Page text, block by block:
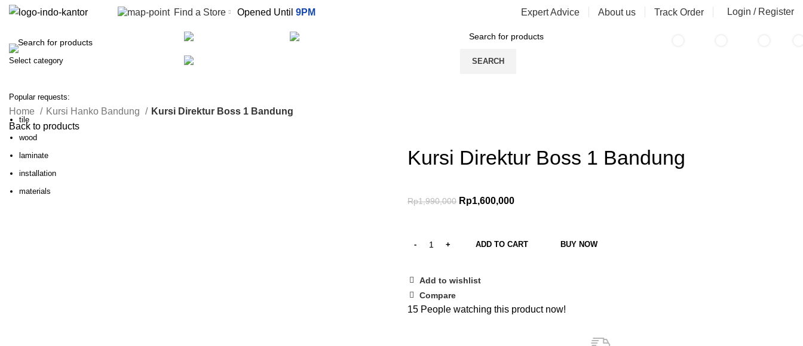
Find a Store Opened Until 9PM Expert Advice About us Track Order Login / Register
SEARCH
Home Kursi Hanko Bandung
Kursi Direktur Boss 1 Bandung
Back to products
Kursi Direktur Boss 1 Bandung
Rp1,990,000 Rp1,600,000
ADD TO CART BUY NOW
Add to wishlist
Compare
15 People watching this product now!
Select category
Popular requests:
tile
wood
laminate
installation
materials